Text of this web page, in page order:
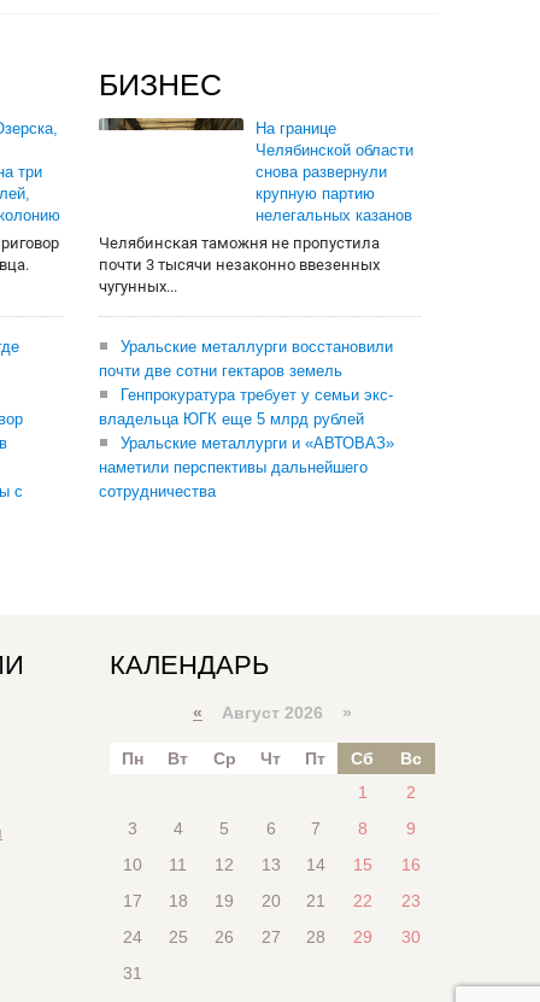
три
с
БИЗНЕС
На границе
Челябинской области
снова развернули
крупную партию
нелегальных казанов
Челябинская таможня не пропустила
почти 3 тысячи незаконно ввезенных
чугунных...
Уральские металлурги восстановили
почти две сотни гектаров земель
Генпрокуратура требует у семьи экс-
владельца ЮГК еще 5 млрд рублей
Уральские металлурги и «АВТОВАЗ»
наметили перспективы дальнейшего
сотрудничества
КАЛЕНДАРЬ
« Август 2026 »
Пн Вт Ср Чт Пт Сб
Вс
1
2
3
4 5 6 7 8
9
10
11 12 13 14 15
16
17
18 19 20 21 22
23
24
25 26 27 28 29
30
31